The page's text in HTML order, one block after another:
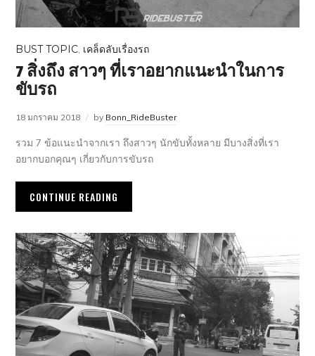
BUST TOPIC, เคล็ดลับเรื่องรถ
7 สิ่งถึง สาวๆ ที่เราอยากแนะนำในการ
ขับรถ
18 มกราคม 2018 by Bonn_RideBuster
รวม 7 ข้อแนะนำจากเรา ถึงสาวๆ นักขับทั้งหลาย มีบางสิ่งที่เรา
อยากบอกคุณๆ เกี่ยวกับการขับรถ
CONTINUE READING